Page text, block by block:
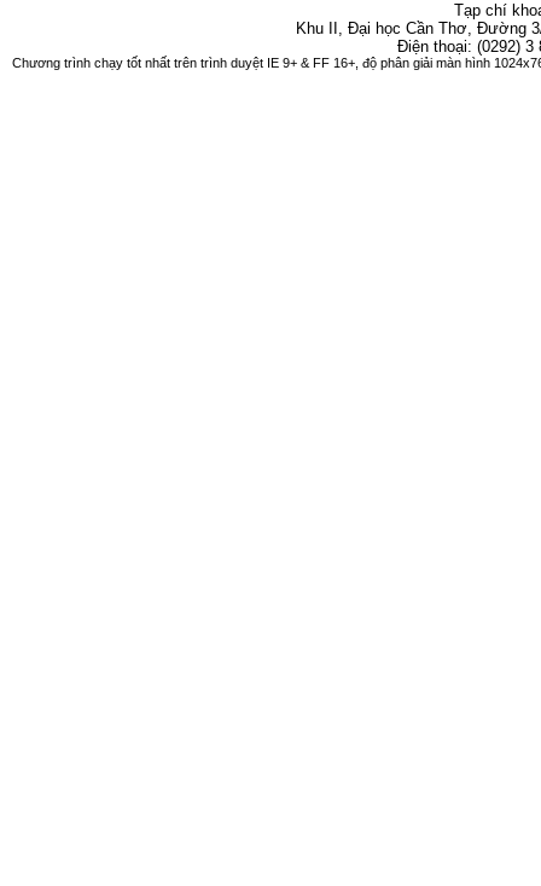
Tạp chí
Khu II, Đại học Cần Thơ, Đường
Điện thoại: (0292)
Chương trình chạy tốt nhất trên trình duyệt IE 9+ & FF 16+, độ phân giải màn hình